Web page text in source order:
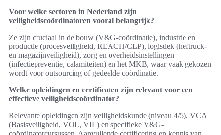
Voor welke sectoren in Nederland zijn
veiligheidscoördinatoren vooral belangrijk?
Ze zijn cruciaal in de bouw (V&G-coördinatie), industrie en
productie (procesveiligheid, REACH/CLP), logistiek (heftruck-
en magazijnveiligheid), zorg en overheidsinstellingen
(infectiepreventie, calamiteiten) en het MKB, waar vaak gekozen
wordt voor outsourcing of gedeelde coördinatie.
Welke opleidingen en certificaten zijn relevant voor een
effectieve veiligheidscoördinator?
Relevante opleidingen zijn veiligheidskunde (niveau 4/5), VCA
(Basisveiligheid, VOL, VIL) en specifieke V&G-